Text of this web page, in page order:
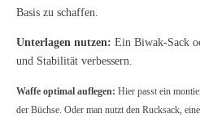
Basis zu schaffen.
Unterlagen nutzen: Ein Biwak-Sack
und Stabilität verbessern.
Waffe optimal auflegen: Hier passt ein
der Büchse. Oder man nutzt den Rucksack,